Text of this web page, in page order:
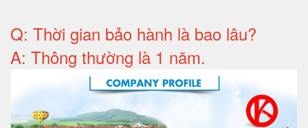
Q: Thời gian bảo hành là bao lâu?
A: Thông thường là 1 năm.